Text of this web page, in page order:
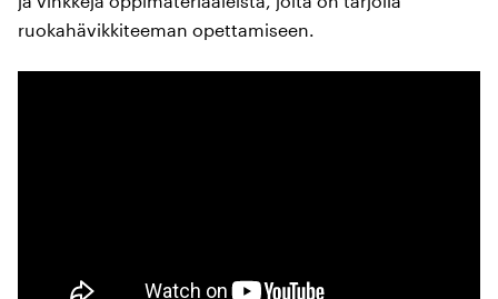
ruokahävikkiteeman opettamiseen.